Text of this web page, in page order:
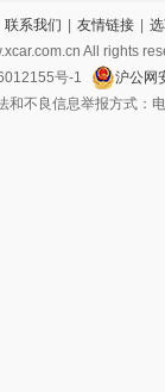
联系我们 | 友情链接 |
All rights
号-1
沪公网
和不良信息举报方式：